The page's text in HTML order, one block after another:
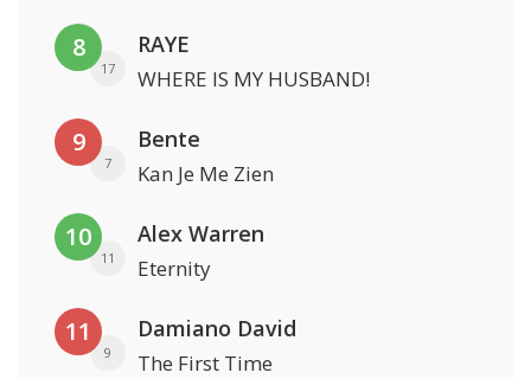
8
17
RAYE
WHERE IS MY HUSBAND!
9
7
Bente
Kan Je Me Zien
10
11
Alex Warren
Eternity
11
9
Damiano David
The First Time